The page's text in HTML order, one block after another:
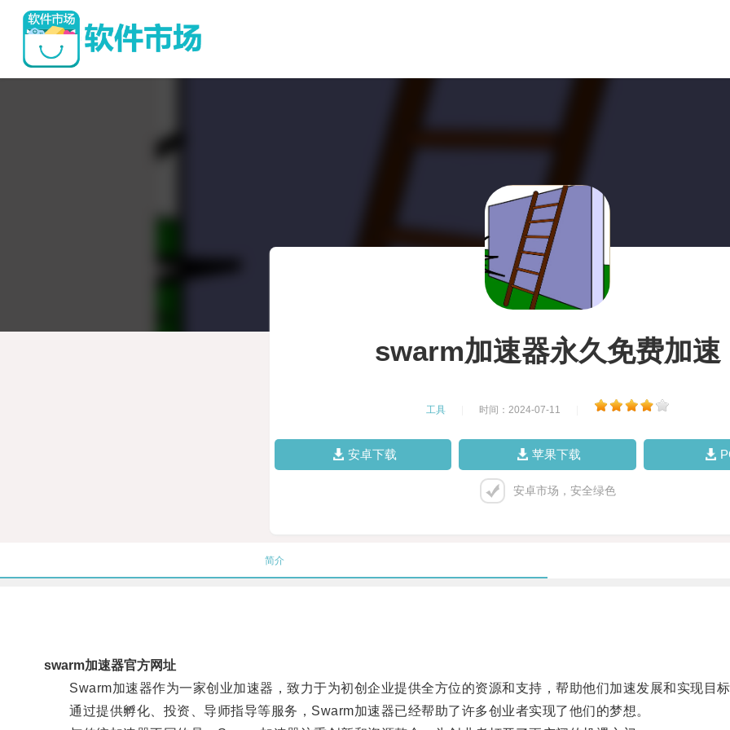
swarm加速器永久免费加速
工具 时间：2024-07-11
安卓下载 苹果下载
安卓市场，安全绿色
简介
swarm加速器官方网址
Swarm加速器作为一家创业加速器，致力于为初创企业提供全方位的资源和支持，帮助他们加速发展和实现目标
通过提供孵化、投资、导师指导等服务，Swarm加速器已经帮助了许多创业者实现了他们的梦想。